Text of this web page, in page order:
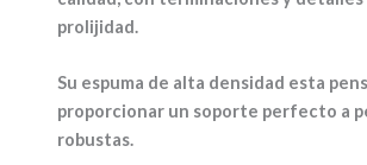
prolijidad.
Su espuma de alta densidad esta
proporcionar un soporte perfecto a
robustas.